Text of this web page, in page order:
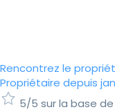
Rencontrez le
Propriétaire depuis
5/5 sur la base